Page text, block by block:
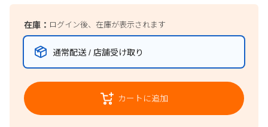
在庫： ログイン後、在庫が表示されます
通常配送 / 店舗受け取り
カートに追加